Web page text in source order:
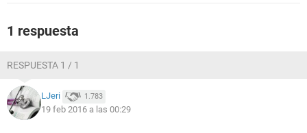
Necesito ayuda y una buena orientacion
Gracias
1 respuesta
RESPUESTA 1 / 1
LJeri 1.783
19 feb 2016 a las 00:29